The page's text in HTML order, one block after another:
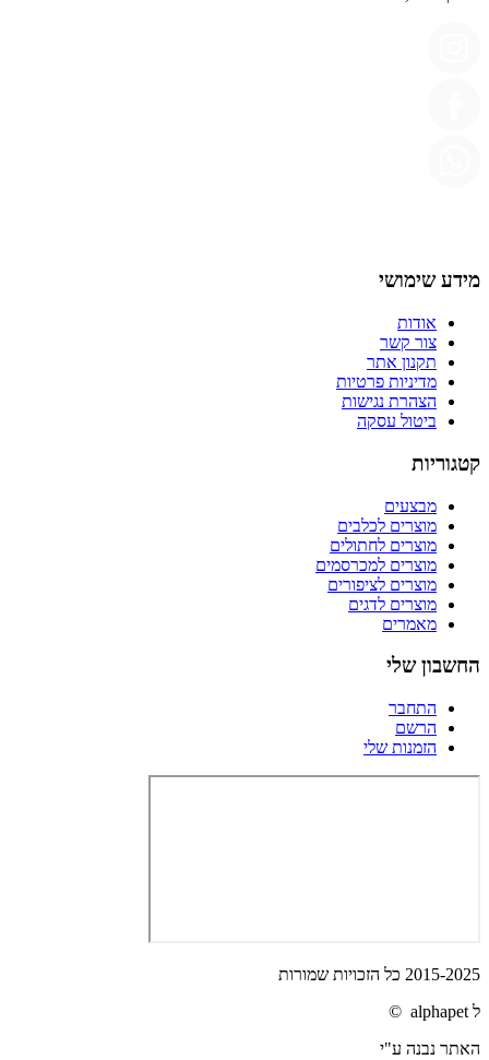
מידע שימושי
אודות
צור קשר
תקנון אתר
מדיניות פרטיות
הצהרת נגישות
ביטול עסקה
קטגוריות
מבצעים
מוצרים לכלבים
מוצרים לחתולים
מוצרים למכרסמים
מוצרים לציפורים
מוצרים לדגים
מאמרים
החשבון שלי
התחבר
הרשם
הזמנות שלי
2015-2025 כל הזכויות שמורות
ל alphapet ©
האתר נבנה ע"י